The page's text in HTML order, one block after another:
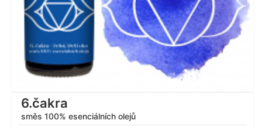
6.čakra
směs 100% esenciálních olejů